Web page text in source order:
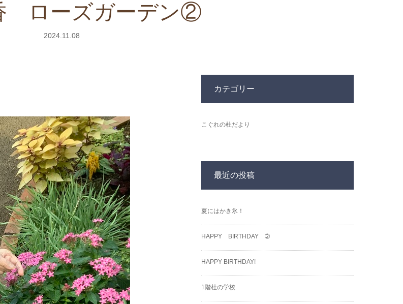
ローズガーデン②
2024.11.08
カテゴリー
こぐれの杜だより
最近の投稿
夏にはかき氷！
HAPPY BIRTHDAY ➁
HAPPY BIRTHDAY!
1階杜の学校